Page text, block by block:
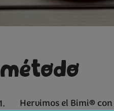
método
Hervimos el Bimi®